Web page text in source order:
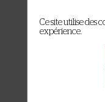
Ce site utilise des
expérience.